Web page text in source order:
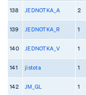
138 JEDNOTKA_A 2
139 JEDNOTKA_R 1
140 JEDNOTKA_V 1
141 jistota 1
142 JM_GL 1